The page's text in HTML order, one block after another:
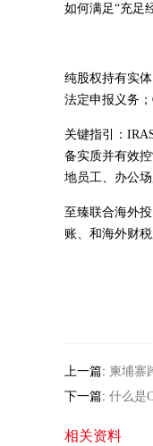
如何满足“充足
纯股权持有实
法定申报义务
关键指引：
备实质并有效
地员工、办公
至臻联合海外
账、和海外财
上一篇: 柬埔寨
下一篇: 什么是
相关资料